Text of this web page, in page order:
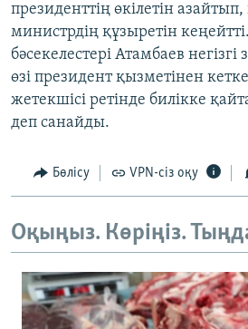
президенттің өкілетін
министрдің құзыретін
бәсекелестері Атамбаев негізгі
өзі президент қызметінен
жетекшісі ретінде билікке
деп санайды.
Бөлісу VPN-сіз оқу
Оқыңыз. Көріңіз.